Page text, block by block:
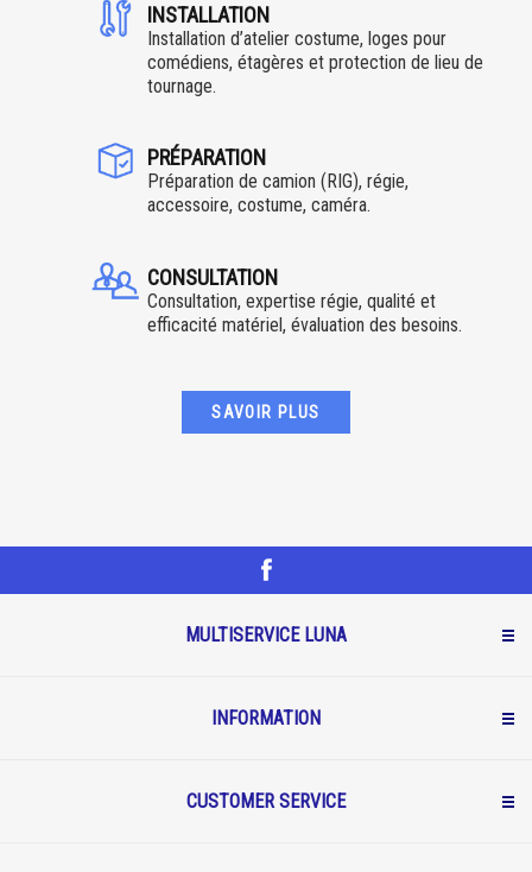
INSTALLATION
Installation d’atelier costume, loges pour
comédiens, étagères et protection de lieu de
tournage.
PRÉPARATION
Préparation de camion (RIG), régie,
accessoire, costume, caméra.
CONSULTATION
Consultation, expertise régie, qualité et
efficacité matériel, évaluation des besoins.
SAVOIR PLUS
MULTISERVICE LUNA
INFORMATION
CUSTOMER SERVICE